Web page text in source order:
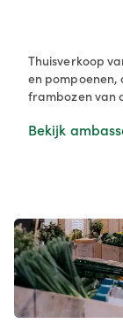
Thuisverkoop
en pompoenen,
frambozen van
onze
Bekijk